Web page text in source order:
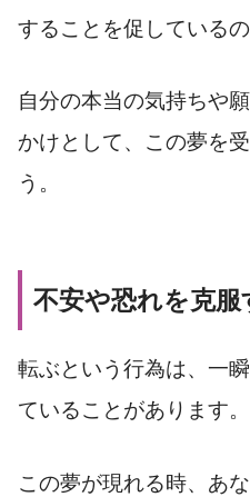
することを促している
自分の本当の気持ちや
かけとして、この夢を
う。
不安や恐れを克
転ぶという行為は、一
ていることがあります。
この夢が現れる時、あ